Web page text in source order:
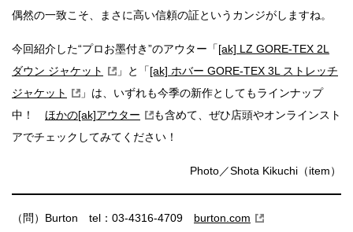
偶然の一致こそ、まさに高い信頼の証というカンジがしますね。
今回紹介した“プロお墨付き”のアウター「[ak] LZ GORE-TEX 2L
ダウン ジャケット
」と「[ak] ホバー GORE-TEX 3L ストレッチ
ジャケット
」は、いずれも今季の新作としてもラインナップ
中！ ほかの[ak]アウター
も含めて、ぜひ店頭やオンラインスト
アでチェックしてみてください！
Photo／Shota Kikuchi（item）
（問）Burton tel：03-4316-4709 burton.com